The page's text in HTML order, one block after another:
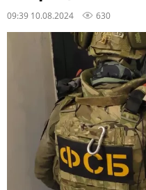
09:39 10.08.2024 630